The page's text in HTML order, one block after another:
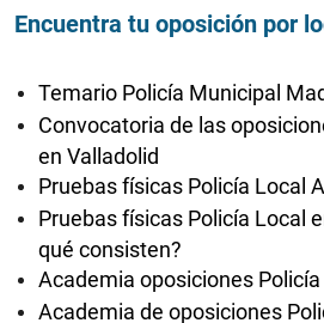
Encuentra tu oposición por
Temario Policía Municipal
Convocatoria de las
en Valladolid
Pruebas físicas Policía Local
Pruebas físicas Policía Local
qué consisten?
Academia oposiciones
Academia de oposiciones